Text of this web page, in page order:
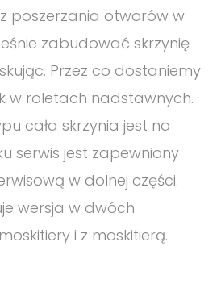
poszerzania otworów w
zabudować skrzynię
Przez co dostaniemy
w roletach nadstawnych.
cała skrzynia jest na
serwis jest zapewniony
w dolnej części.
wersja w dwóch
i z moskitierą.